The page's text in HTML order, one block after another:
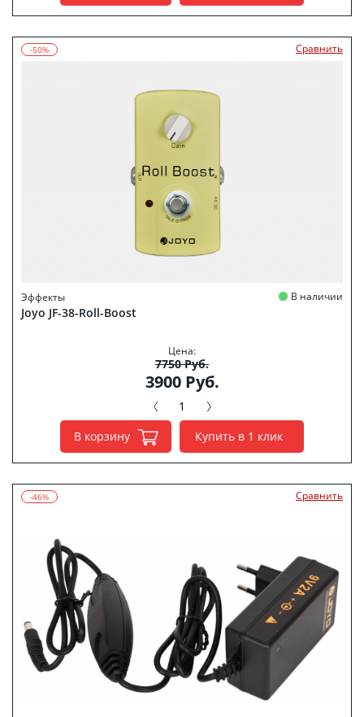
-50% Сравнить
Эффекты
Joyo JF-38-Roll-Boost
В наличии
Цена:
7750 Руб.
3900 Руб.
В корзину Купить в 1 клик
-46% Сравнить